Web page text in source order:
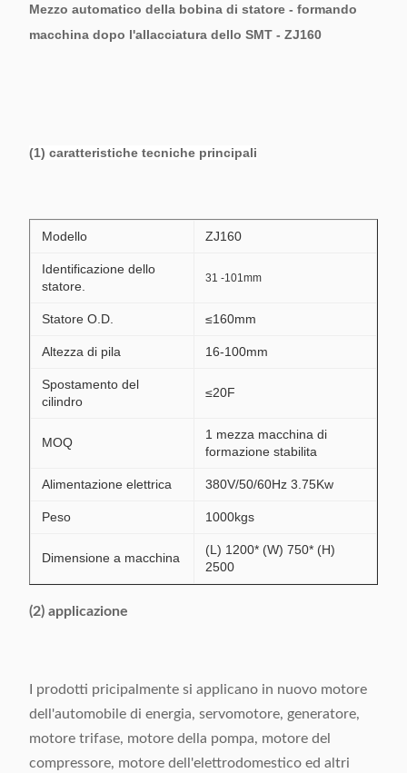
Mezzo automatico della bobina di statore - formando
macchina dopo l'allacciatura dello SMT - ZJ160
(1) caratteristiche tecniche principali
Modello ZJ160
Identificazione dello
statore.
31 -101mm
Statore O.D. ≤160mm
Altezza di pila 16-100mm
Spostamento del
cilindro
≤20F
MOQ
1 mezza macchina di
formazione stabilita
Alimentazione elettrica 380V/50/60Hz 3.75Kw
Peso 1000kgs
Dimensione a macchina
(L) 1200* (W) 750* (H)
2500
(2) applicazione
I prodotti pricipalmente si applicano in nuovo motore
dell'automobile di energia, servomotore, generatore,
motore trifase, motore della pompa, motore del
compressore, motore dell'elettrodomestico ed altri